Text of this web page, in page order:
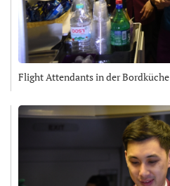
Flight Attendants in der Bordküche